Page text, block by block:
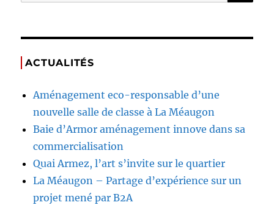
ACTUALITÉS
Aménagement eco-responsable d’une
nouvelle salle de classe à La Méaugon
Baie d’Armor aménagement innove dans sa
commercialisation
Quai Armez, l’art s’invite sur le quartier
La Méaugon – Partage d’expérience sur un
projet mené par B2A